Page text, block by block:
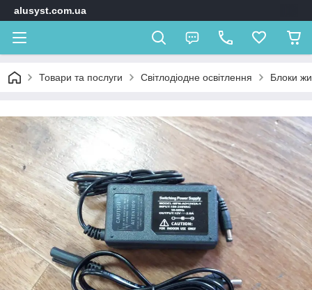
alusyst.com.ua
Товари та послуги Світлодіодне освітлення Блоки